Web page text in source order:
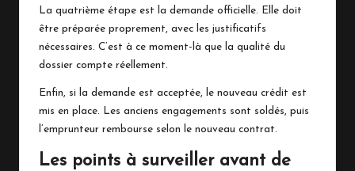
La quatrième étape est la demande officielle. Elle doit
être préparée proprement, avec les justificatifs
nécessaires. C’est à ce moment-là que la qualité du
dossier compte réellement.
Enfin, si la demande est acceptée, le nouveau crédit est
mis en place. Les anciens engagements sont soldés, puis
l’emprunteur rembourse selon le nouveau contrat.
Les points à surveiller avant de